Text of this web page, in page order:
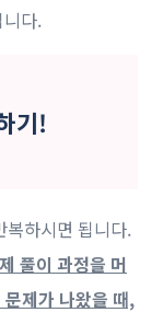
다.
기!
복하시면 됩니다.
풀이 과정을 머
제가 나왔을 때,